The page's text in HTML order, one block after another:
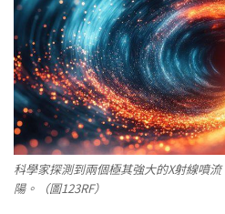
科學家探測到兩個極其強大的X射線噴
陽。（圖123RF）